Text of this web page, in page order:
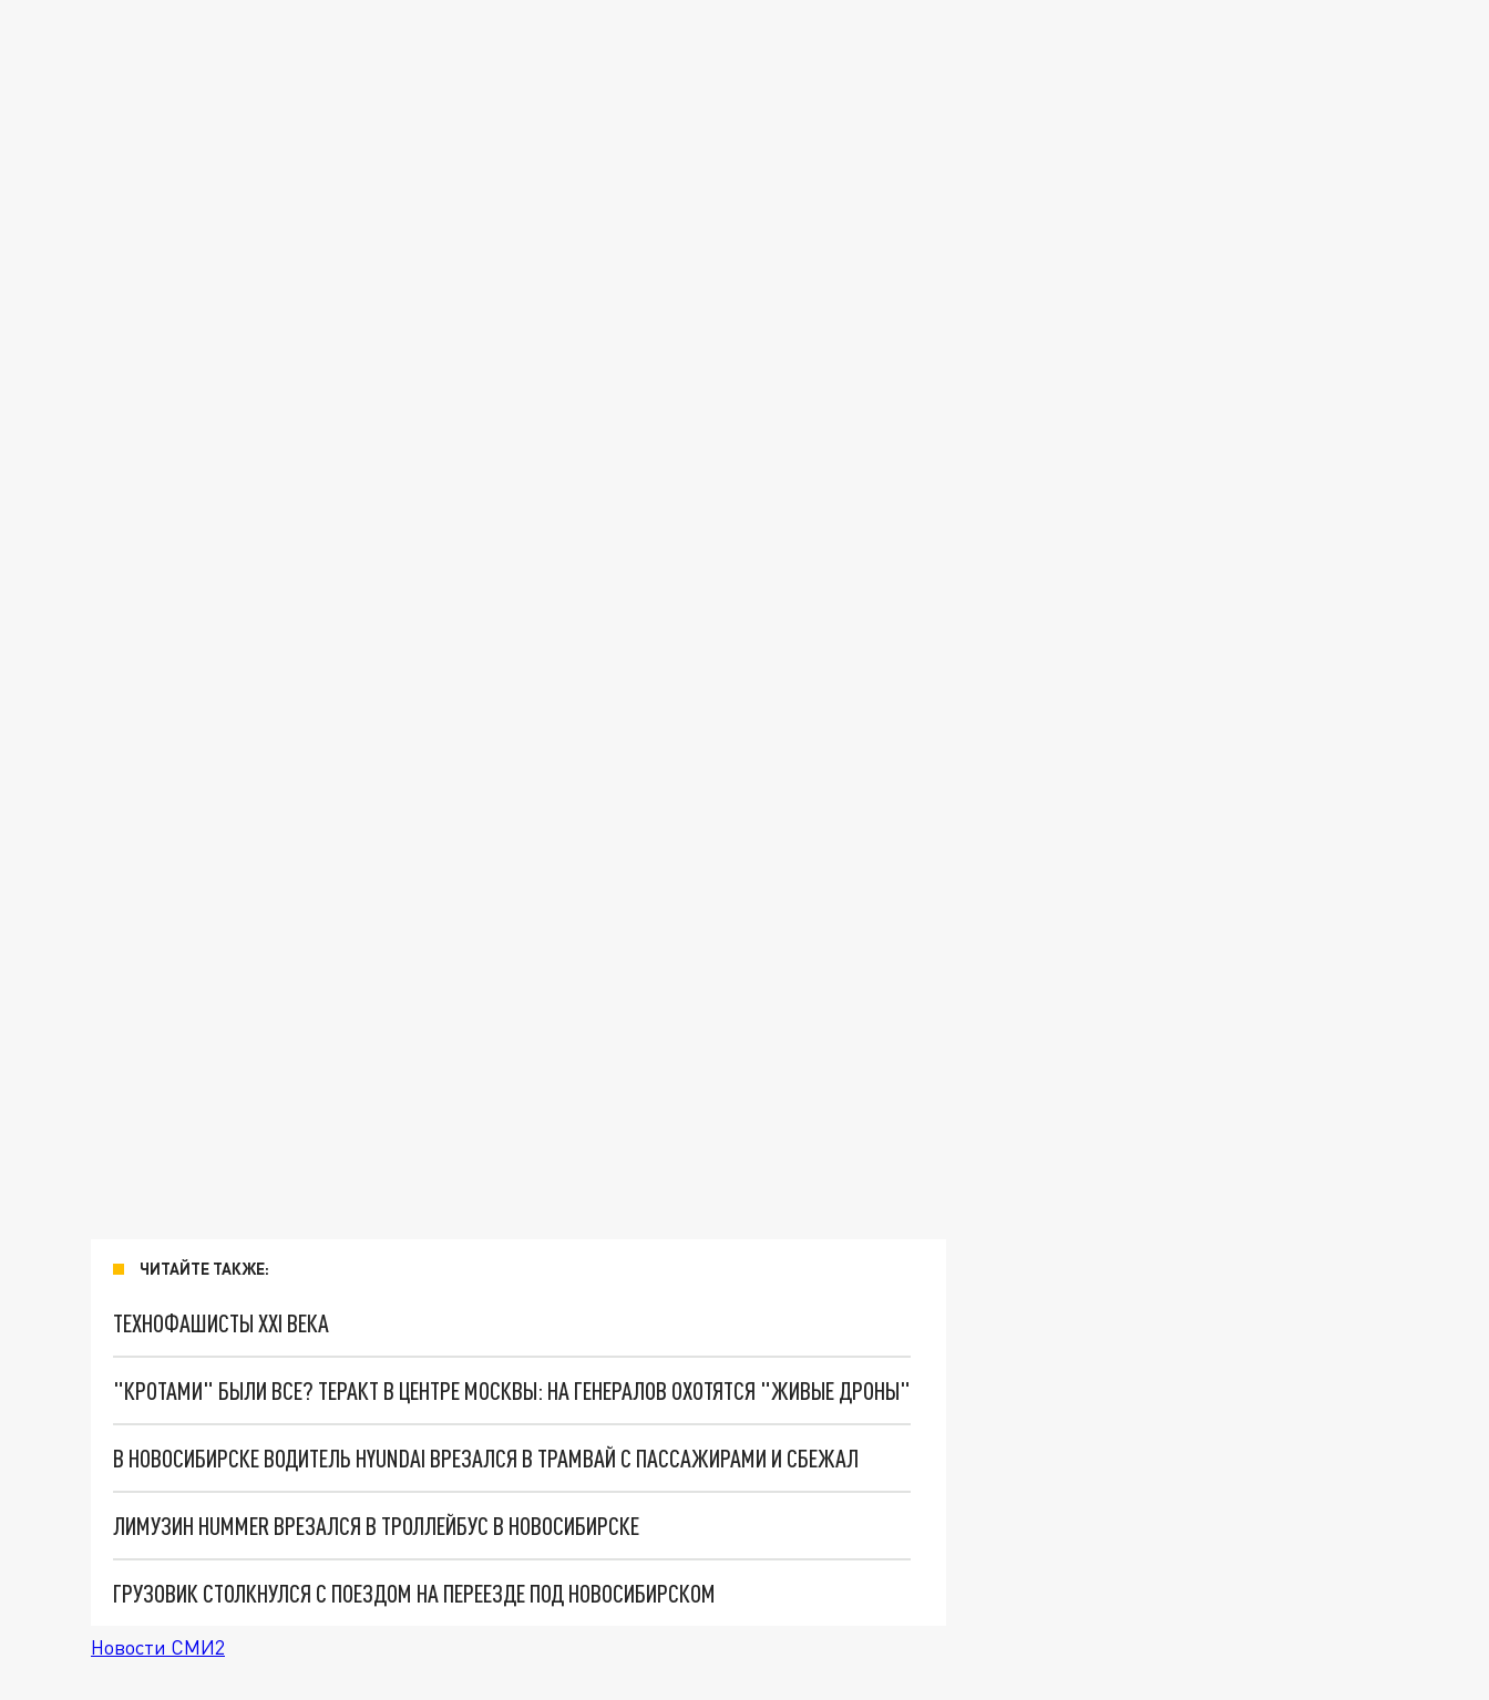
ЧИТАЙТЕ ТАКЖЕ:
ТЕХНОФАШИСТЫ XXI ВЕКА
"КРОТАМИ" БЫЛИ ВСЕ? ТЕРАКТ В ЦЕНТРЕ МОСКВЫ: НА ГЕНЕРАЛОВ ОХОТЯТСЯ "ЖИВЫЕ ДРОНЫ"
В НОВОСИБИРСКЕ ВОДИТЕЛЬ HYUNDAI ВРЕЗАЛСЯ В ТРАМВАЙ С ПАССАЖИРАМИ И СБЕЖАЛ
ЛИМУЗИН HUMMER ВРЕЗАЛСЯ В ТРОЛЛЕЙБУС В НОВОСИБИРСКЕ
ГРУЗОВИК СТОЛКНУЛСЯ С ПОЕЗДОМ НА ПЕРЕЕЗДЕ ПОД НОВОСИБИРСКОМ
Новости СМИ2